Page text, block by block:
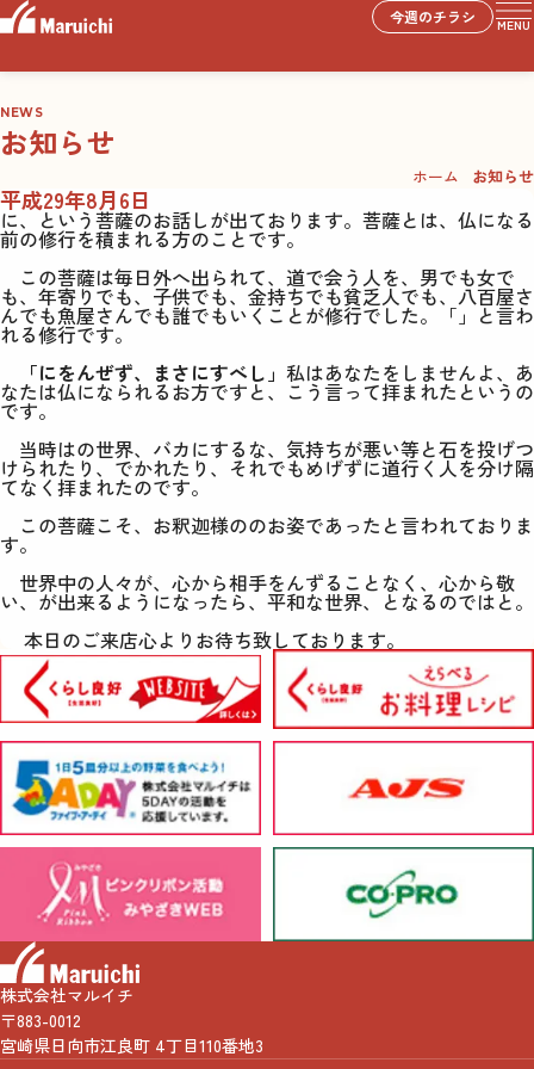
今週のチラシ MENU
NEWS
お知らせ
ホーム お知らせ
平成29年8月6日
に、という菩薩のお話しが出ております。菩薩とは、仏になる
前の修行を積まれる方のことです。
この菩薩は毎日外へ出られて、道で会う人を、男でも女で
も、年寄りでも、子供でも、金持ちでも貧乏人でも、八百屋さ
んでも魚屋さんでも誰でもいくことが修行でした。「」と言わ
れる修行です。
「にをんぜず、まさにすべし」 私はあなたをしませんよ、あ
なたは仏になられるお方ですと、こう言って拝まれたというの
です。
当時はの世界、バカにするな、気持ちが悪い等と石を投げつ
けられたり、でかれたり、それでもめげずに道行く人を分け隔
てなく拝まれたのです。
この菩薩こそ、お釈迦様ののお姿であったと言われておりま
す。
世界中の人々が、心から相手をんずることなく、心から敬
い、が出来るようになったら、平和な世界、となるのではと。
本日のご来店心よりお待ち致しております。
株式会社マルイチ
〒883-0012
宮崎県日向市江良町 4丁目110番地3